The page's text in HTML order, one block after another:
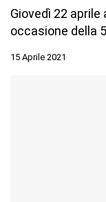
Giovedì 22
occasione della
15 Aprile 2021